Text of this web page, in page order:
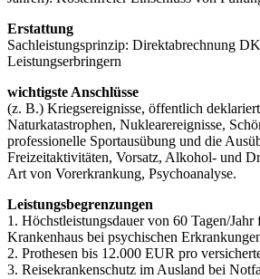
Erstattung
Sachleistungsprinzip: Direktabrechnung
Leistungserbringern
wichtigste Anschlüsse
(z. B.) Kriegsereignisse, öffentlich
Naturkatastrophen, Nuklearereignisse,
professionelle Sportausübung und die
Freizeitaktivitäten, Vorsatz, Alkohol- und
Art von Vorerkrankung, Psychoanalyse.
Leistungsbegrenzungen
1. Höchstleistungsdauer von 60 Tagen/
Krankenhaus bei psychischen
2. Prothesen bis 12.000 EUR pro
3. Reisekrankenschutz im Ausland bei